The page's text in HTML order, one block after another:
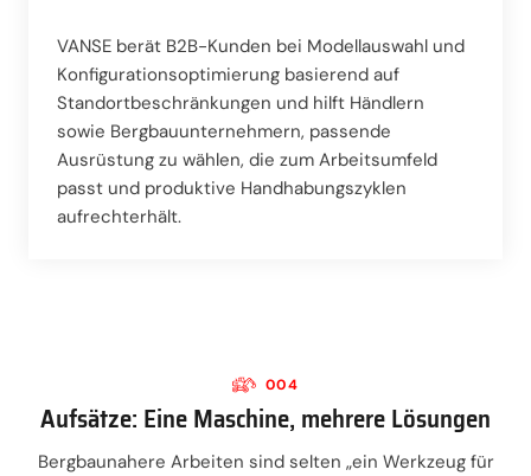
VANSE berät B2B-Kunden bei Modellauswahl und
Konfigurationsoptimierung basierend auf
Standortbeschränkungen und hilft Händlern
sowie Bergbauunternehmern, passende
Ausrüstung zu wählen, die zum Arbeitsumfeld
passt und produktive Handhabungszyklen
aufrechterhält.
004
Aufsätze: Eine Maschine, mehrere Lösungen
Bergbaunahere Arbeiten sind selten „ein Werkzeug für